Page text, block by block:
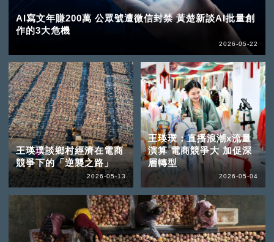
AI寫文年賺200萬 公眾號遭微信封禁 黃楚新談AI批量創
作的3大危機
2026-05-22
王瑛璞談鄉村經濟在電商
競爭下的「逆襲之路」
2026-05-13
王瑛璞：直播浪潮x流量
演算 電商競爭大 加促深
層轉型
2026-05-04